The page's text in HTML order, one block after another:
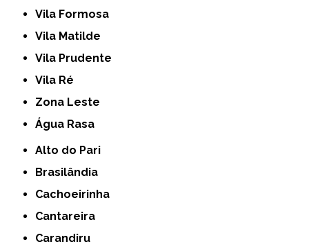
Vila Formosa
Vila Matilde
Vila Prudente
Vila Ré
Zona Leste
Água Rasa
Alto do Pari
Brasilândia
Cachoeirinha
Cantareira
Carandiru